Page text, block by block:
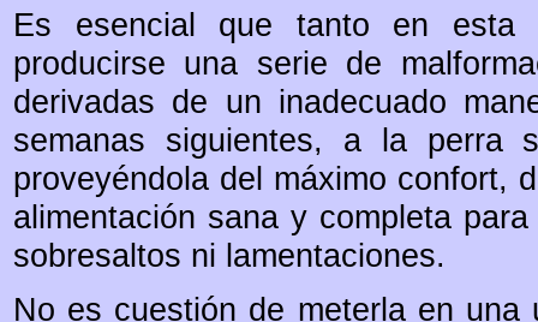
Es esencial que tanto en esta
producirse una serie de
derivadas de un inadecuado
semanas siguientes, a la perra
proveyéndola del máximo confort,
alimentación sana y completa
sobresaltos ni lamentaciones.
No es cuestión de meterla en